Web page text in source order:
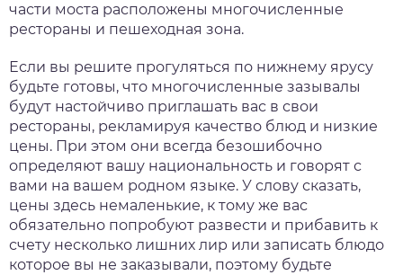
части моста расположены многочисленные
рестораны и пешеходная зона.
Если вы решите прогуляться по нижнему ярусу
будьте готовы, что многочисленные зазывалы
будут настойчиво приглашать вас в свои
рестораны, рекламируя качество блюд и низкие
цены. При этом они всегда безошибочно
определяют вашу национальность и говорят с
вами на вашем родном языке. У слову сказать,
цены здесь немаленькие, к тому же вас
обязательно попробуют развести и прибавить к
счету несколько лишних лир или записать блюдо
которое вы не заказывали, поэтому будьте